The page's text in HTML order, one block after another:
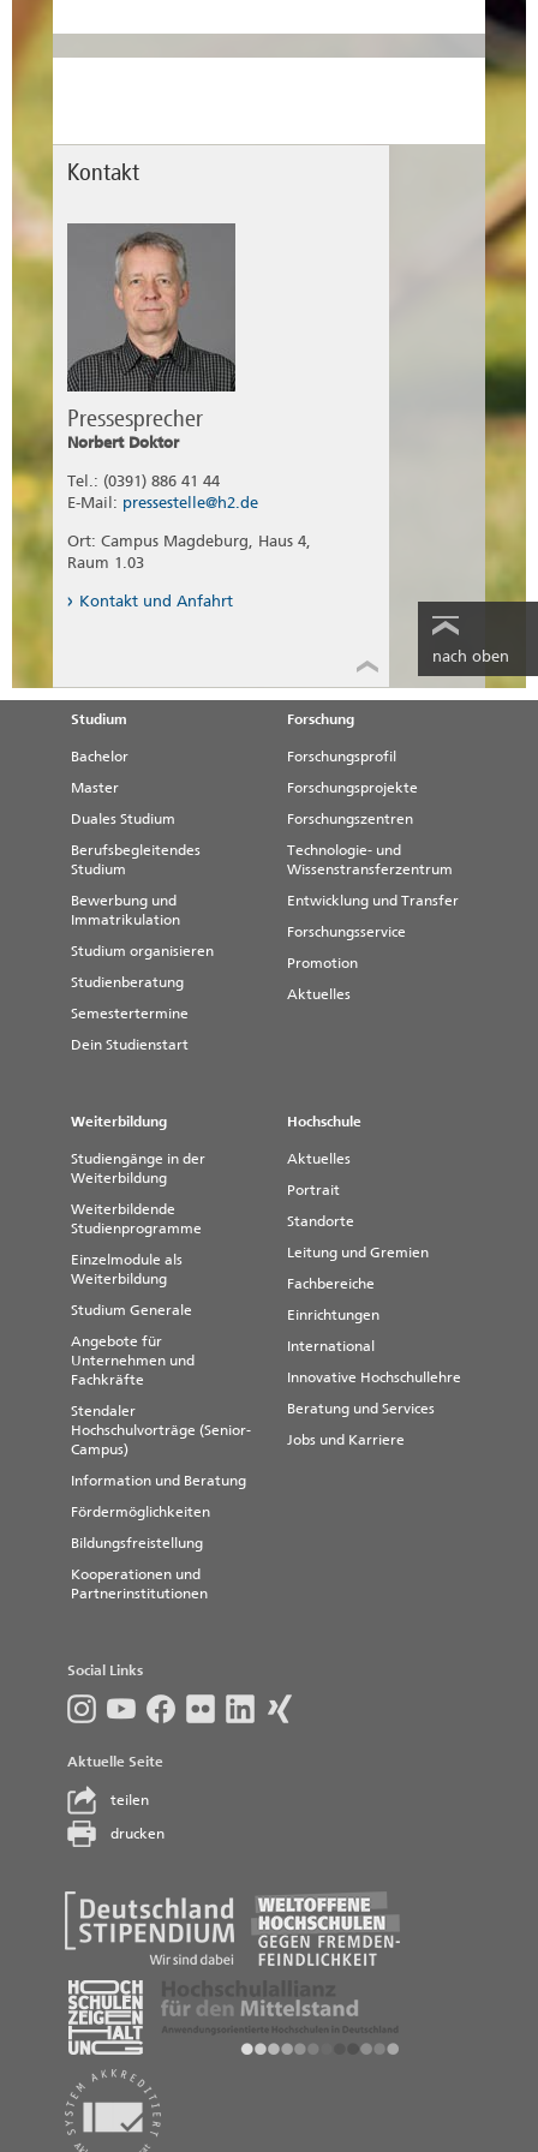
Professor für Elektrische
Energieanlagentechnik an der Hochschule
mehr erfahren
Kontakt
Pressesprecher
Norbert Doktor
Tel.: (0391) 886 41 44
E-Mail: pressestelle@h2.de
Ort: Campus Magdeburg, Haus 4,
Raum 1.03
Kontakt und Anfahrt
nach oben
Studium
Bachelor
Master
Duales Studium
Berufsbegleitendes
Studium
Bewerbung und
Immatrikulation
Studium organisieren
Studienberatung
Semestertermine
Dein Studienstart
Forschung
Forschungsprofil
Forschungsprojekte
Forschungszentren
Technologie- und
Wissenstransferzentrum
Entwicklung und Transfer
Forschungsservice
Promotion
Aktuelles
Weiterbildung
Studiengänge in der
Weiterbildung
Weiterbildende
Studienprogramme
Einzelmodule als
Weiterbildung
Studium Generale
Angebote für
Unternehmen und
Fachkräfte
Stendaler
Hochschulvorträge (Senior-
Campus)
Information und Beratung
Fördermöglichkeiten
Bildungsfreistellung
Kooperationen und
Partnerinstitutionen
Hochschule
Aktuelles
Portrait
Standorte
Leitung und Gremien
Fachbereiche
Einrichtungen
International
Innovative Hochschullehre
Beratung und Services
Jobs und Karriere
Social Links
Aktuelle Seite
teilen
drucken